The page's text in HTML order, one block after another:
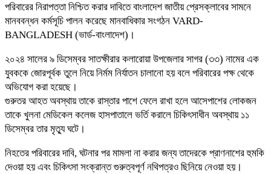
পরিবারের নিরাপত্তা নিশ্চিত করার দাবিতে বাংলাদেশ জাতীয় প্রেসক্লাবের সামনে
মানববন্ধন কর্মসূচি পালন করেছে মানবাধিকার সংগঠন VARD-
BANGLADESH (ভার্ড-বাংলাদেশ)।
২০২৪ সালের ৯ ডিসেম্বর সাতক্ষীরার কলারোয়া উপজেলার সাগর (৩৩) নামের এক
যুবককে জোরপূর্বক তুলে নিয়ে নির্মম নির্যাতন চালানো হয় বলে পরিবারের পক্ষ থেকে
অভিযোগ করা হয়েছে।
গুরুতর আহত অবস্থায় তাকে রাস্তার পাশে ফেলে রাখা হলে আসেপাশের লোকজন
তাকে খুলনা মেডিকেল কলেজ হাসপাতালে ভর্তি করালে চিকিৎসাধীন অবস্থায় ১১
ডিসেম্বর তার মৃত্যু ঘটে।
নিহতের পরিবারের দাবি, ঘটনার পর মামলা না করার জন্য তাদেরকে প্রাণনাশের হুমকি
দেওয়া হয় এবং চিকিৎসা সংক্রান্ত গুরুত্বপূর্ণ নথিপত্রও ছিনিয়ে নেওয়া হয়।